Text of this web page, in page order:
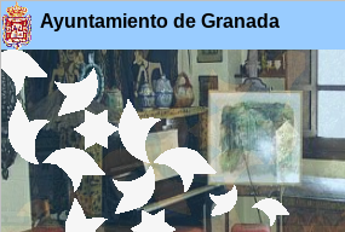
Ayuntamiento de Granada